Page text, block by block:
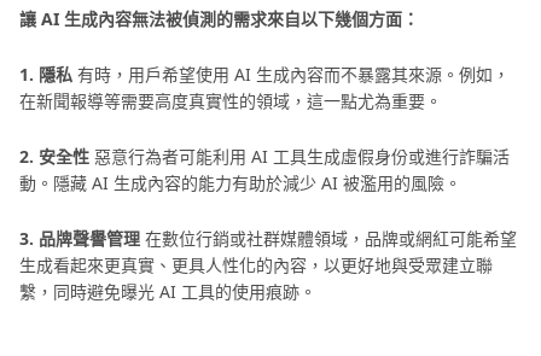
南
圖
像
作
技
修
圖
讓 AI 生成內容無法被偵測的需求來自以下幾個方面：
1. 隱私 有時，用戶希望使用 AI 生成內容而不暴露其來源。例如，
在新聞報導等需要高度真實性的領域，這一點尤為重要。
2. 安全性 惡意行為者可能利用 AI 工具生成虛假身份或進行詐騙活
動。隱藏 AI 生成內容的能力有助於減少 AI 被濫用的風險。
3. 品牌聲譽管理 在數位行銷或社群媒體領域，品牌或網紅可能希望
生成看起來更真實、更具人性化的內容，以更好地與受眾建立聯
繫，同時避免曝光 AI 工具的使用痕跡。